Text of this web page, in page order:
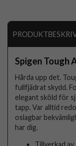
Spigen Tough
Hårda upp det.
fullfjädrat skydd.
elegant sköld för
tapp. Var alltid
oslagbar
har dig.